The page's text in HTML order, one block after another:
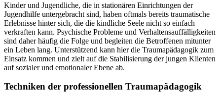
Kinder und Jugendliche, die in stationären Einrichtungen der
Jugendhilfe untergebracht sind, haben oftmals bereits traumatische
Erlebnisse hinter sich, die die kindliche Seele nicht so einfach
verkraften kann. Psychische Probleme und Verhaltensauffälligkeiten
sind daher häufig die Folge und begleiten die Betroffenen mitunter
ein Leben lang. Unterstützend kann hier die Traumapädagogik zum
Einsatz kommen und zielt auf die Stabilisierung der jungen Klienten
auf sozialer und emotionaler Ebene ab.
Techniken der professionellen Traumapädagogik